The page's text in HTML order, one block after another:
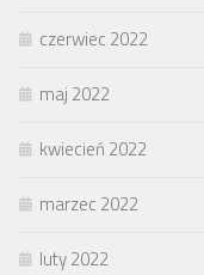
czerwiec 2022
maj 2022
kwiecień 2022
marzec 2022
luty 2022